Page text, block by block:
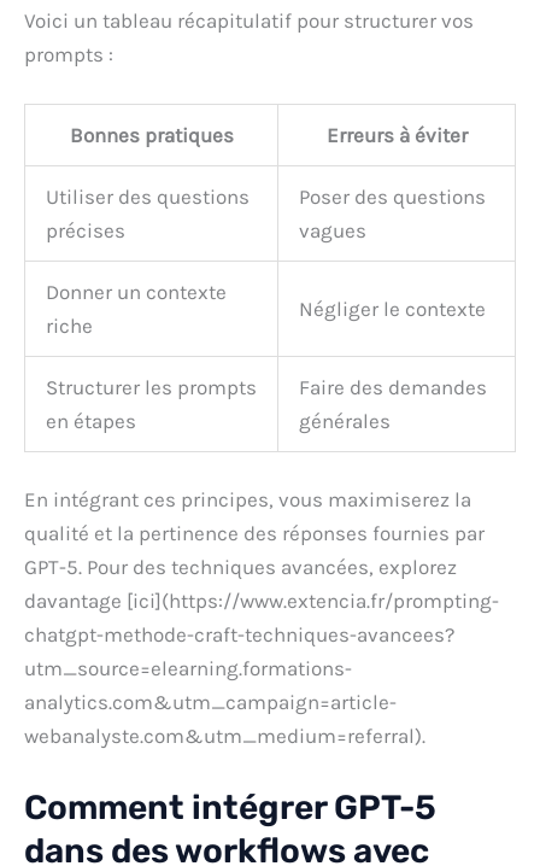
Voici un tableau récapitulatif pour structurer vos
prompts :
Bonnes pratiques Erreurs à éviter
Utiliser des questions
précises
Poser des questions
vagues
Donner un contexte
riche
Négliger le contexte
Structurer les prompts
en étapes
Faire des demandes
générales
En intégrant ces principes, vous maximiserez la
qualité et la pertinence des réponses fournies par
GPT-5. Pour des techniques avancées, explorez
davantage [ici](https://www.extencia.fr/prompting-
chatgpt-methode-craft-techniques-avancees?
utm_source=elearning.formations-
analytics.com&utm_campaign=article-
webanalyste.com&utm_medium=referral).
Comment intégrer GPT-5
dans des workflows avec